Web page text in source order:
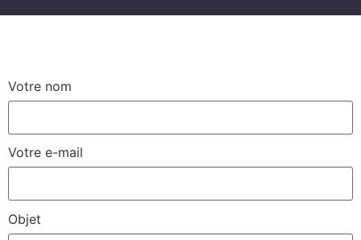
Votre nom
Votre e-mail
Objet